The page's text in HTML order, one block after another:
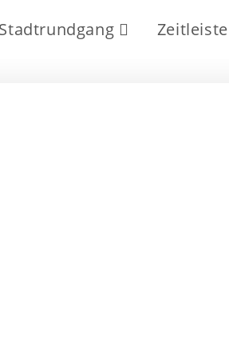
Zeitleiste